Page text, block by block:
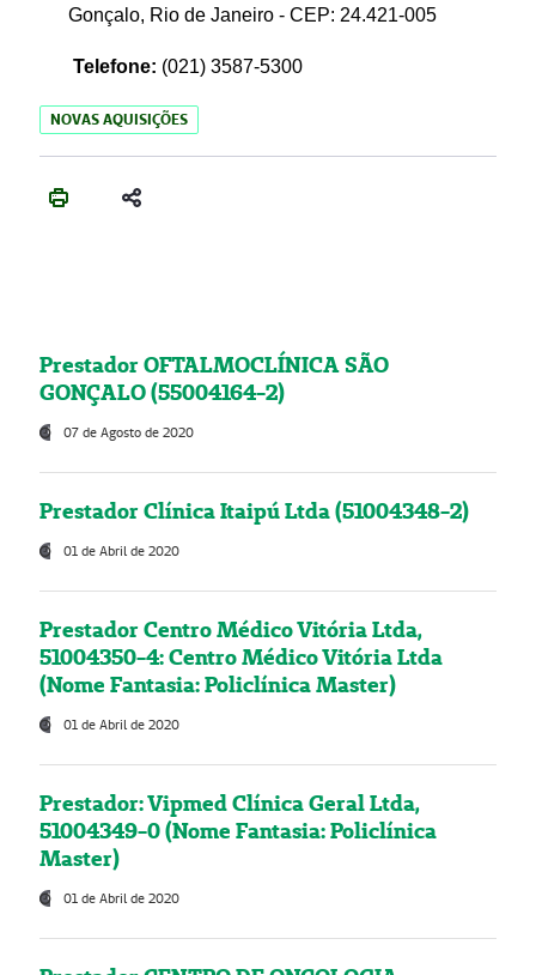
Gonçalo, Rio de Janeiro - CEP: 24.421-005
Telefone: (021) 3587-5300
NOVAS AQUISIÇÕES
Prestador OFTALMOCLÍNICA SÃO
GONÇALO (55004164-2)
07 de Agosto de 2020
Prestador Clínica Itaipú Ltda (51004348-2)
01 de Abril de 2020
Prestador Centro Médico Vitória Ltda,
51004350-4: Centro Médico Vitória Ltda
(Nome Fantasia: Policlínica Master)
01 de Abril de 2020
Prestador: Vipmed Clínica Geral Ltda,
51004349-0 (Nome Fantasia: Policlínica
Master)
01 de Abril de 2020